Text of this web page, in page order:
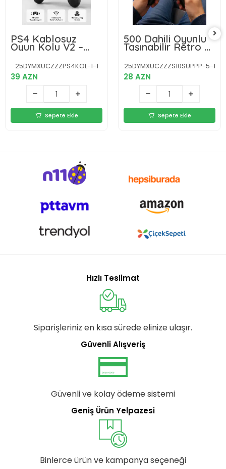
PS4 Kablosuz
Oyun Kolu V2 –
Bluetooth
Bağlantılı,
Titreşimli, PC ve
Mobil Uyumlu
25DYMXUCZZZPS4KOL-1-1
39 AZN
Sepete Ekle
500 Dahili Oyunlu
Taşınabilir Retro El
Konsolu-2.4 inç
Renkli Ekranlı
25DYMXUCZZZS10SUPPP-5-1
28 AZN
Sepete Ekle
Hızlı Teslimat
Siparişleriniz en kısa sürede elinize ulaşır.
Güvenli Alışveriş
Güvenli ve kolay ödeme sistemi
Geniş Ürün Yelpazesi
Binlerce ürün ve kampanya seçeneği